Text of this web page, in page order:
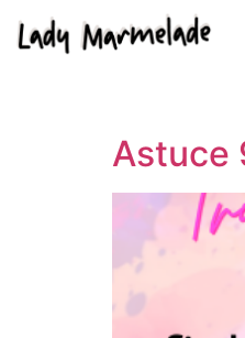
Astuce